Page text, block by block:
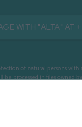
WITH "ALTA"
of natural persons
processed in files owned